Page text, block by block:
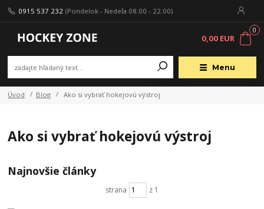
Menu
0915 537 232 (Pondelok - Nedeľa 08.00 - 22.00)
0
0,00 EUR
Úvod Blog Ako si vybrať hokejovú výstroj
Ako si vybrať hokejovú výstroj
Najnovšie články
strana z 1